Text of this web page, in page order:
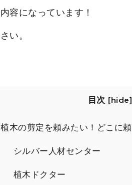
容になっています！
い。
目次 [hide]
植木の剪定を頼みたい！どこに頼
シルバー人材センター
植木ドクター